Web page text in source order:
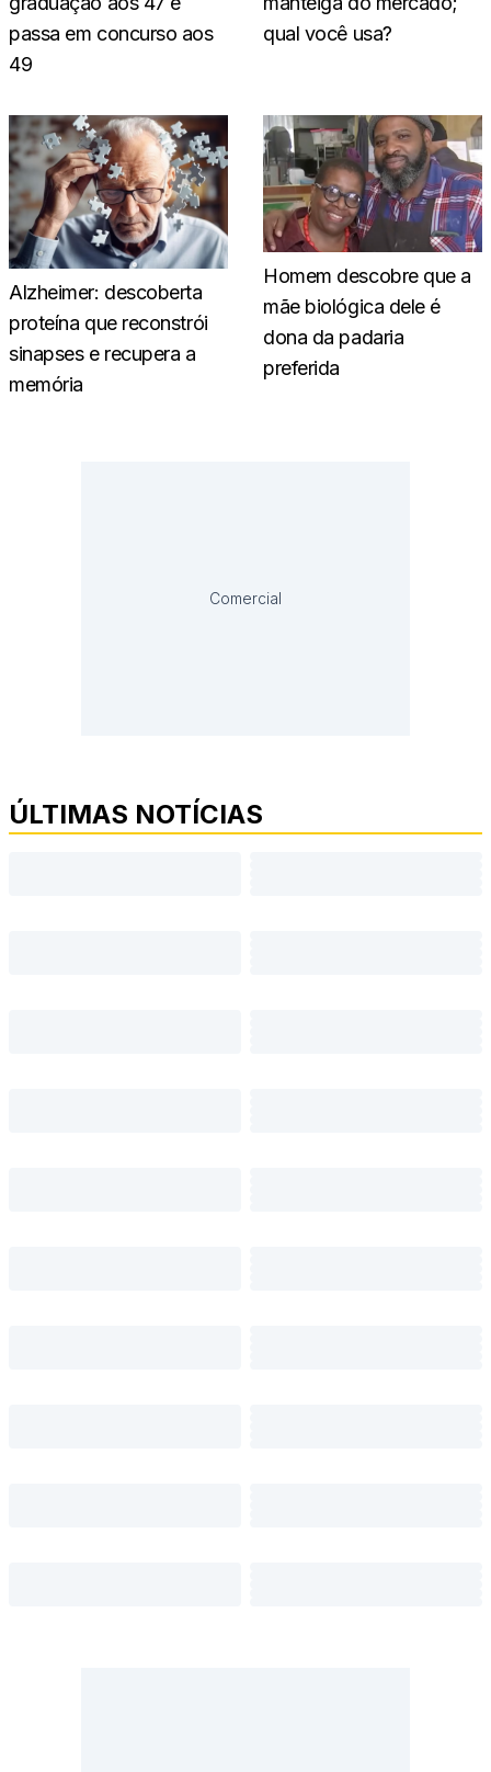
passa em concurso aos
49
qual você usa?
Alzheimer: descoberta
proteína que reconstrói
sinapses e recupera a
memória
Homem descobre que a
mãe biológica dele é
dona da padaria
preferida
Comercial
ÚLTIMAS NOTÍCIAS